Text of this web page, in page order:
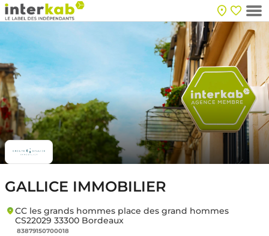
GALLICE IMMOBILIER
CC les grands hommes place des grand hommes
CS22029 33300 Bordeaux
83879150700018